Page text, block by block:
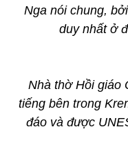
Nga nói chung,
duy nhất ở
Nhà thờ Hồi giáo
tiếng bên trong
đáo và được